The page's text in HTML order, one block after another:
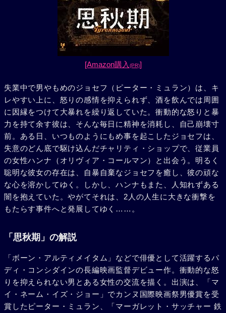
[Amazon購入 (PR)]
失業中で男やもめのジョセフ（ピーター・ミュラン）は、キ
レやすい上に、怒りの感情を抑えられず、酒を飲んでは周囲
に因縁をつけて大暴れを繰り返していた。衝動的な怒りと暴
力を持て余す彼は、そんな毎日に精神を消耗し、自己崩壊寸
前。ある日、いつものようにもめ事を起こしたジョセフは、
失意のどん底で駆け込んだチャリティ・ショップで、従業員
の女性ハンナ（オリヴィア・コールマン）と出会う。明るく
聡明な彼女の存在は、自暴自棄なジョセフを癒し、彼の頑な
な心を溶かしてゆく。しかし、ハンナもまた、人知れずある
闇を抱えていた。やがてそれは、2人の人生に大きな衝撃を
もたらす事件へと発展してゆく……。
「思秋期」の解説
「ボーン・アルティメイタム」などで俳優として活躍するパ
ディ・コンシダインの長編映画監督デビュー作。衝動的な怒
りを抑えられない男とある女性の交流を描く。出演は、「マ
イ・ネーム・イズ・ジョー」でカンヌ国際映画祭男優賞を受
賞したピーター・ミュラン、「マーガレット・サッチャー 鉄